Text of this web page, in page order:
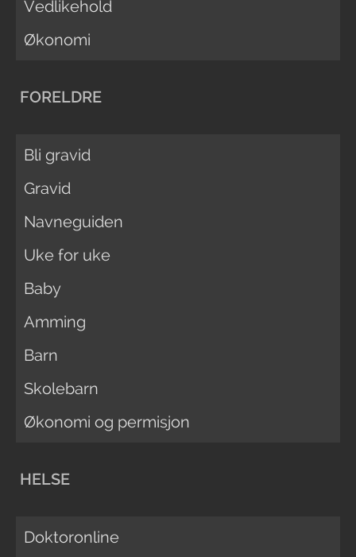
Vedlikehold
Økonomi
FORELDRE
Bli gravid
Gravid
Navneguiden
Uke for uke
Baby
Amming
Barn
Skolebarn
Økonomi og permisjon
HELSE
Doktoronline